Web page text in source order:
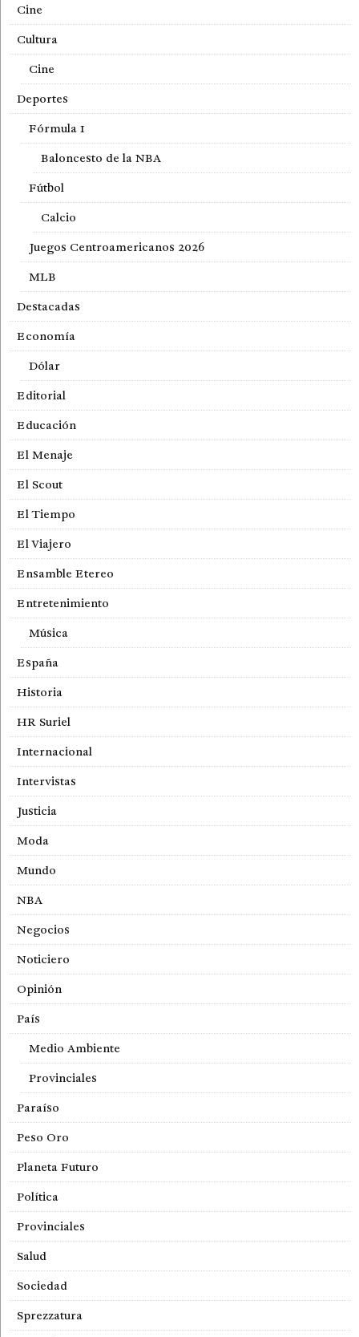
Cine
Cultura
Cine
Deportes
Fórmula 1
Baloncesto de la NBA
Fútbol
Calcio
Juegos Centroamericanos 2026
MLB
Destacadas
Economía
Dólar
Editorial
Educación
El Menaje
El Scout
El Tiempo
El Viajero
Ensamble Etereo
Entretenimiento
Música
España
Historia
HR Suriel
Internacional
Intervistas
Justicia
Moda
Mundo
NBA
Negocios
Noticiero
Opinión
País
Medio Ambiente
Provinciales
Paraíso
Peso Oro
Planeta Futuro
Política
Provinciales
Salud
Sociedad
Sprezzatura